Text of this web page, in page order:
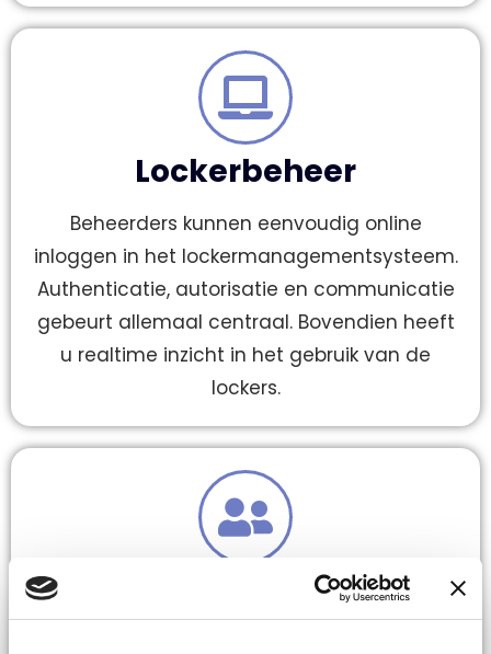
Lockerbeheer
Beheerders kunnen eenvoudig online
inloggen in het lockermanagementsysteem.
Authenticatie, autorisatie en communicatie
gebeurt allemaal centraal. Bovendien heeft
u realtime inzicht in het gebruik van de
lockers.
Gebruiksvriendelijk